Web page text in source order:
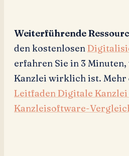
Weiterführende
den kostenlosen
erfahren Sie in 3
Kanzlei wirklich ist. Mehr
Leitfaden Digitale Kanzlei
Kanzleisoftware-